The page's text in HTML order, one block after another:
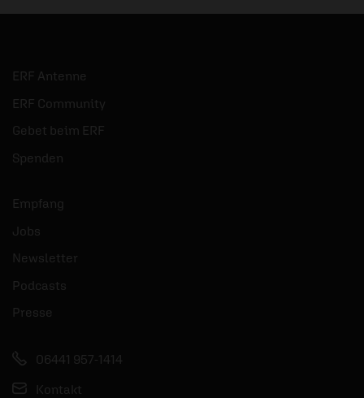
ERF Antenne
ERF Community
Gebet beim ERF
Spenden
Empfang
Jobs
Newsletter
Podcasts
Presse
06441 957-1414
Kontakt